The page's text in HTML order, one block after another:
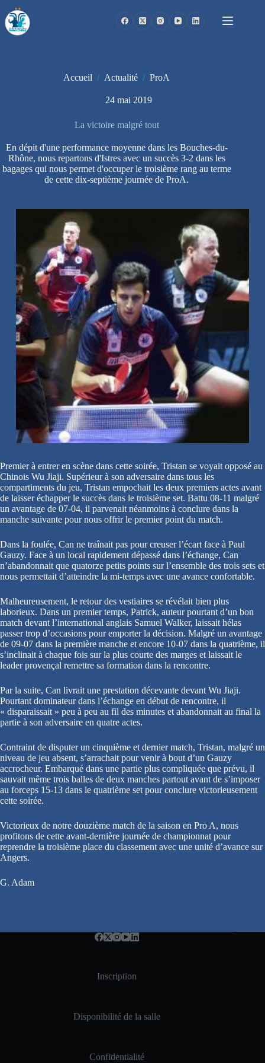
au
contenu
Accueil / Actualité / ProA
24 mai 2019
La victoire malgré tout
En dépit d'une performance moyenne dans les Bouches-du-
Rhône, nous repartons d'Istres avec un succès 3-2 dans les
bagages qui nous permet d'occuper le troisième rang au terme
de cette dix-septième journée de ProA.
Premier à entrer en scène dans cette soirée, Tristan se voyait opposé au
Chinois Wu Jiaji. Supérieur à son adversaire dans tous les
compartiments du jeu, Tristan empochait les deux premiers actes avant
de laisser échapper le succès dans le troisième set. Battu 08-11 malgré
un avantage de 07-04, il parvenait néanmoins à conclure dans la
manche suivante pour nous offrir le premier point du match.
Dans la foulée, Can ne traînait pas pour creuser l’écart face à Paul
Gauzy. Face à un local rapidement dépassé dans l’échange, Can
n’abandonnait que quatorze petits points sur l’ensemble des trois sets et
nous permettait d’atteindre la mi-temps avec une avance confortable.
Malheureusement, le retour des vestiaires se révélait bien plus
laborieux. Dans un premier temps, Patrick, auteur pourtant d’un bon
match devant l’international anglais Samuel Walker, laissait hélas
passer trop d’occasions pour emporter la décision. Malgré un avantage
de 09-07 dans la première manche et encore 10-07 dans la quatrième, il
s’inclinait à chaque fois sur la plus courte des marges et laissait le
leader provençal remettre sa formation dans la rencontre.
Par la suite, Can livrait une prestation décevante devant Wu Jiaji.
Pourtant dominateur dans l’échange en début de rencontre, il
« disparaissait » peu à peu au fil des minutes et abandonnait au final la
partie à son adversaire en quatre actes.
Contraint de disputer un cinquième et dernier match, Tristan, malgré un
niveau de jeu absent, s’arrachait pour venir à bout d’un Gauzy
accrocheur. Embarqué dans une partie plus compliquée que prévu, il
sauvait même trois balles de deux manches partout avant de s’imposer
au forceps 15-13 dans le quatrième set pour conclure victorieusement
cette soirée.
Victorieux de notre douzième match de la saison en Pro A, nous
profitons de cette avant-dernière journée de championnat pour
reprendre la troisième place du classement avec une unité d’avance sur
Angers.
G. Adam
Inscription
Disponibilité de la salle
Confidentialité